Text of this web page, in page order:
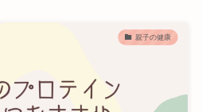
親子の健康